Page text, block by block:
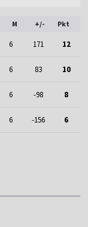
M +/- Pkt
6 171 12
6 83 10
6 -98 8
6 -156 6